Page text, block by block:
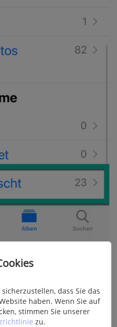
auf 30 Tagen verbleiben
gelöscht werden.
dass Sie das
haben. Wenn Sie auf
stimmen Sie unserer
zu.